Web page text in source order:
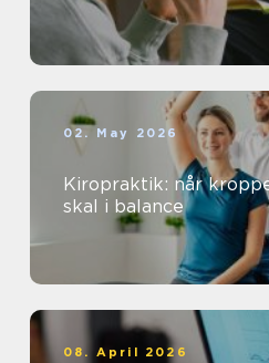
02. May 2026
Kiropraktik: når
skal i balance
08. April 2026